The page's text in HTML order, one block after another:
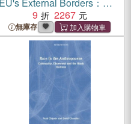
Games and Push-backs
9 2267
無庫存